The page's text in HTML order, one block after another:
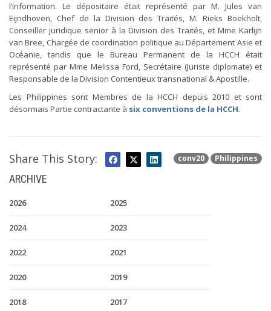
l’information. Le dépositaire était représenté par M. Jules van
Eijndhoven, Chef de la Division des Traités, M. Rieks Boekholt,
Conseiller juridique senior à la Division des Traités, et Mme Karlijn
van Bree, Chargée de coordination politique au Département Asie et
Océanie, tandis que le Bureau Permanent de la HCCH était
représenté par Mme Melissa Ford, Secrétaire (Juriste diplomate) et
Responsable de la Division Contentieux transnational & Apostille.
Les Philippines sont Membres de la HCCH depuis 2010 et sont
désormais Partie contractante à six conventions de la HCCH.
conv20 Philippines
Share This Story:
ARCHIVE
2026 2025
2024 2023
2022 2021
2020 2019
2018 2017